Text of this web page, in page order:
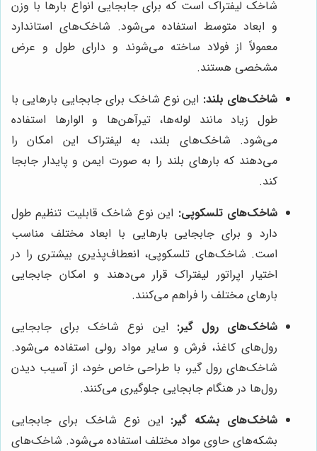
شاخک لیفتراک است که برای جابجایی انواع بارها با وزن
و ابعاد متوسط استفاده می‌شود. شاخک‌های استاندارد
معمولاً از فولاد ساخته می‌شوند و دارای طول و عرض
مشخصی هستند.
شاخک‌های بلند: این نوع شاخک برای جابجایی بارهایی با
طول زیاد مانند لوله‌ها، تیرآهن‌ها و الوارها استفاده
می‌شود. شاخک‌های بلند، به لیفتراک این امکان را
می‌دهند که بارهای بلند را به صورت ایمن و پایدار جابجا
کند.
شاخک‌های تلسکوپی: این نوع شاخک قابلیت تنظیم طول
دارد و برای جابجایی بارهایی با ابعاد مختلف مناسب
است. شاخک‌های تلسکوپی، انعطاف‌پذیری بیشتری را در
اختیار اپراتور لیفتراک قرار می‌دهند و امکان جابجایی
بارهای مختلف را فراهم می‌کنند.
شاخک‌های رول گیر: این نوع شاخک برای جابجایی
رول‌های کاغذ، فرش و سایر مواد رولی استفاده می‌شود.
شاخک‌های رول گیر، با طراحی خاص خود، از آسیب دیدن
رول‌ها در هنگام جابجایی جلوگیری می‌کنند.
شاخک‌های بشکه گیر: این نوع شاخک برای جابجایی
بشکه‌های حاوی مواد مختلف استفاده می‌شود. شاخک‌های